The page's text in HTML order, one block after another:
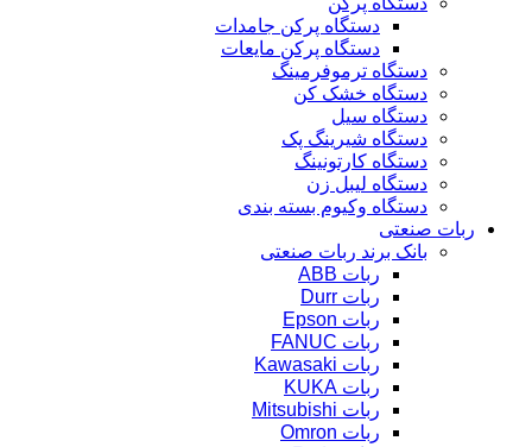
دستگاه پرکن جامدات
دستگاه پرکن مایعات
دستگاه ترموفرمینگ
دستگاه خشک کن
دستگاه سیل
دستگاه شیرینگ پک
دستگاه کارتونینگ
دستگاه لیبل زن
دستگاه وکیوم بسته بندی
ربات صنعتی
بانک برند ربات صنعتی
ربات ABB
ربات Durr
ربات Epson
ربات FANUC
ربات Kawasaki
ربات KUKA
ربات Mitsubishi
ربات Omron